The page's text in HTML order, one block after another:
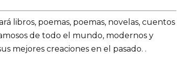
libros, poemas, poemas, novelas, cuentos
de todo el mundo, modernos y
mejores creaciones en el pasado. .